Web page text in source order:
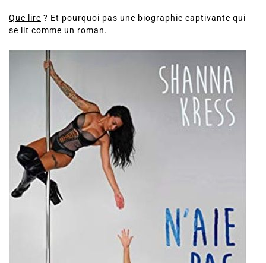
Que lire ? Et pourquoi pas une biographie captivante qui
se lit comme un roman.